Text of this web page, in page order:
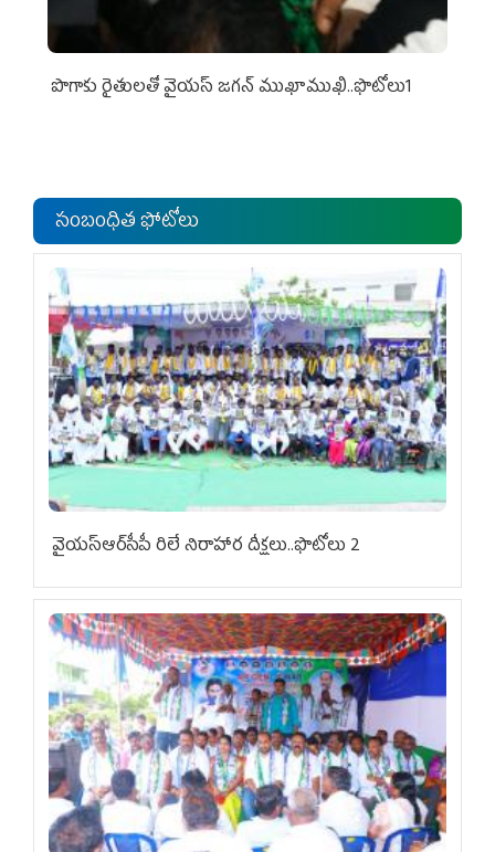
పొగాకు రైతుల‌తో వైయ‌స్ జ‌గ‌న్ ముఖాముఖి..ఫొటోలు1
సంబంధిత ఫోటోలు
వైయ‌స్ఆర్‌సీపీ రిలే నిరాహార దీక్షలు..ఫొటోలు 2